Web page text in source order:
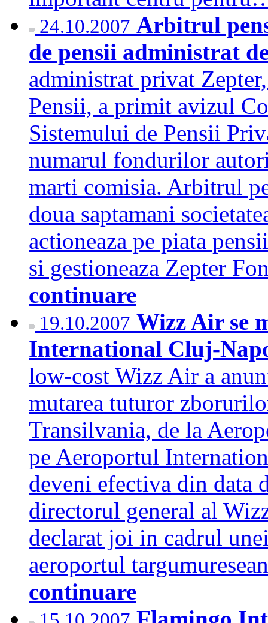
24.10.2007 Arbitrul
de pensii administrat
administrat privat
Pensii, a primit avizul
Sistemului de Pensii
numarul fondurilor
marti comisia. Arbitrul
doua saptamani
actioneaza pe piata
si gestioneaza Zepter
continuare
19.10.2007 Wizz Air se
International Cluj-
low-cost Wizz Air a
mutarea tuturor
Transilvania, de la
pe Aeroportul
deveni efectiva din data
directorul general al
declarat joi in cadrul
aeroportul
continuare